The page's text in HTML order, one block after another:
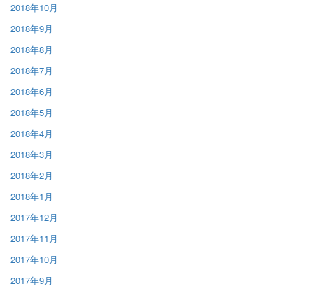
2018年10月
2018年9月
2018年8月
2018年7月
2018年6月
2018年5月
2018年4月
2018年3月
2018年2月
2018年1月
2017年12月
2017年11月
2017年10月
2017年9月